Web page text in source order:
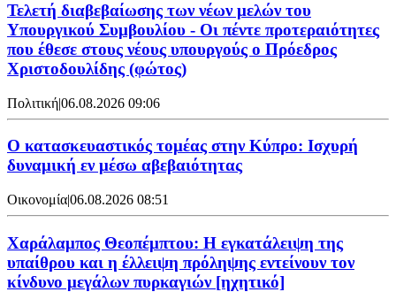
Τελετή διαβεβαίωσης των νέων μελών του
Υπουργικού Συμβουλίου - Οι πέντε προτεραιότητες
που έθεσε στους νέους υπουργούς ο Πρόεδρος
Χριστοδουλίδης (φώτος)
Πολιτική|06.08.2026 09:06
Ο κατασκευαστικός τομέας στην Κύπρο: Ισχυρή
δυναμική εν μέσω αβεβαιότητας
Οικονομία|06.08.2026 08:51
Χαράλαμπος Θεοπέμπτου: Η εγκατάλειψη της
υπαίθρου και η έλλειψη πρόληψης εντείνουν τον
κίνδυνο μεγάλων πυρκαγιών [ηχητικό]